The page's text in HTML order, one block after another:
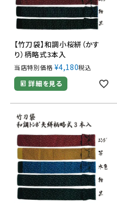
【竹刀袋】和調小桜絣（かす
り）柄略式3本入
当店特別価格 ¥4,180税込
詳細を見る